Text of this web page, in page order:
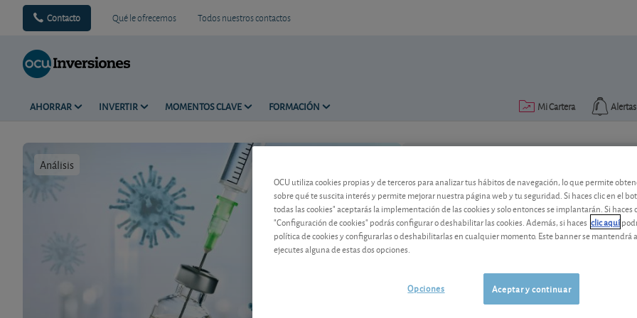
Contacto Qué le ofrecemos Todos nuestros contactos
AHORRAR INVERTIR MOMENTOS CLAVE FORMACIÓN Alertas
Mi Cartera
Análisis
Moderna se dispara en
La cotización de Moderna se dispara
el anuncio de la eficacia de su vacuna.
OCU utiliza cookies propias y de terceros para analizar tus hábitos de navegación, lo que permite
sobre qué te suscita interés y permite mejorar nuestra página web y tu seguridad. Si haces clic en el
todas las cookies" aceptarás la implementación de las cookies y solo entonces se implantarán. Si haces
"Configuración de cookies" podrás configurar o deshabilitar las cookies. Además, si haces clic aquí
política de cookies y configurarlas o deshabilitarlas en cualquier momento. Este banner se mantendrá
ejecutes alguna de estas dos opciones.
Aceptar y continuar
Opciones